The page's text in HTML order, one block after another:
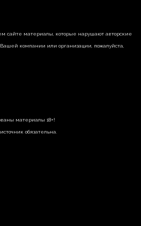
сайте материалы, которые нарушают авторские
компании или организации, пожалуйста,
материалы 18+!
обязательна.